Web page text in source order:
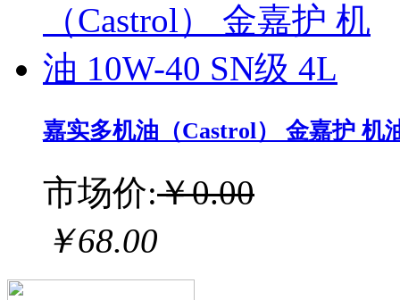
嘉实多机油（Castrol） 金嘉护 机
市场价:￥0.00
￥68.00